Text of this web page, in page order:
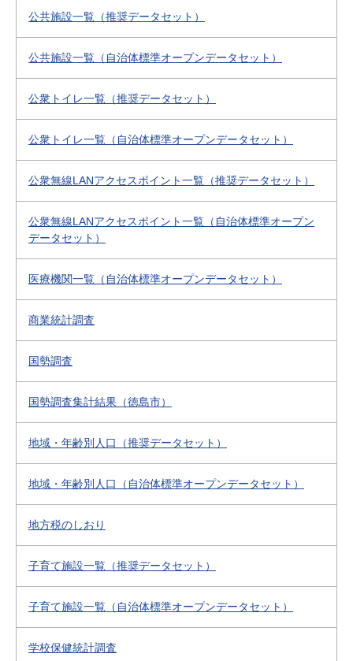
公共施設一覧（推奨データセット）
公共施設一覧（自治体標準オープンデータセット）
公衆トイレ一覧（推奨データセット）
公衆トイレ一覧（自治体標準オープンデータセット）
公衆無線LANアクセスポイント一覧（推奨データセット）
公衆無線LANアクセスポイント一覧（自治体標準オープン
データセット）
医療機関一覧（自治体標準オープンデータセット）
商業統計調査
国勢調査
国勢調査集計結果（徳島市）
地域・年齢別人口（推奨データセット）
地域・年齢別人口（自治体標準オープンデータセット）
地方税のしおり
子育て施設一覧（推奨データセット）
子育て施設一覧（自治体標準オープンデータセット）
学校保健統計調査